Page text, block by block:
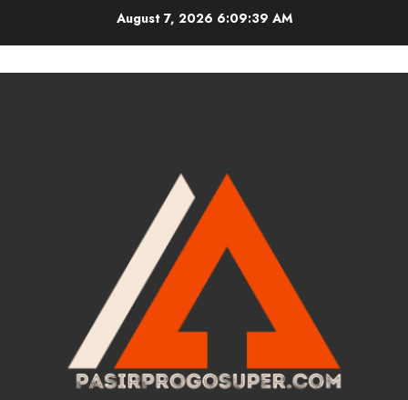
August 7, 2026 6:09:40 AM